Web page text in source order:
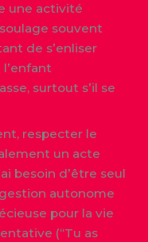
une activité
souvent
de s’enliser
surtout s’il se
respecter le
un acte
besoin d’être seul
autonome
pour la vie
(“Tu as